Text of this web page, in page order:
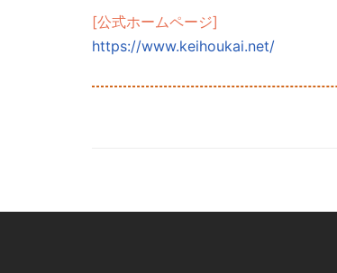
[公式ホームページ]
https://www.keihoukai.net/